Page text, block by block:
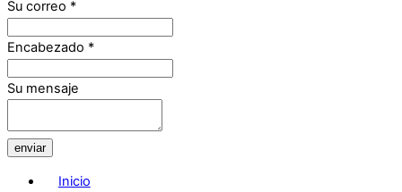
Su correo *
Encabezado *
Su mensaje
enviar
Inicio